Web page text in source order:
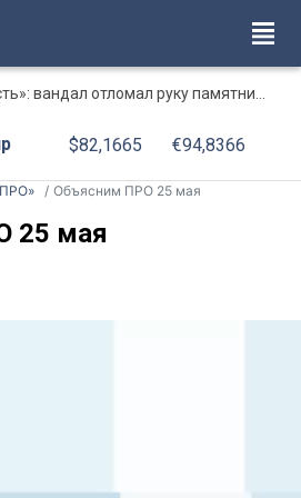
отломал руку памятнику в Сосновом Бору
$82,1665 €94,8366
Объясним ПРО 25 мая
25 мая